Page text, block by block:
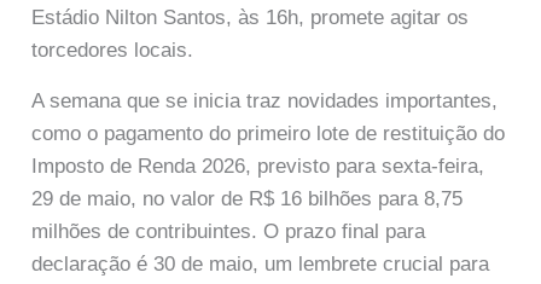
Estádio Nilton Santos, às 16h, promete agitar os
torcedores locais.
A semana que se inicia traz novidades importantes,
como o pagamento do primeiro lote de restituição do
Imposto de Renda 2026, previsto para sexta-feira,
29 de maio, no valor de R$ 16 bilhões para 8,75
milhões de contribuintes. O prazo final para
declaração é 30 de maio, um lembrete crucial para